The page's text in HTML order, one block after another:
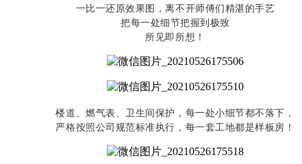
一比一还原效果图，离不开师傅们精湛的手艺
把每一处细节把握到极致
所见即所想！
楼道、燃气表、卫生间保护，每一处小细节都不落下，
严格按照公司规范标准执行，每一套工地都是样板房！